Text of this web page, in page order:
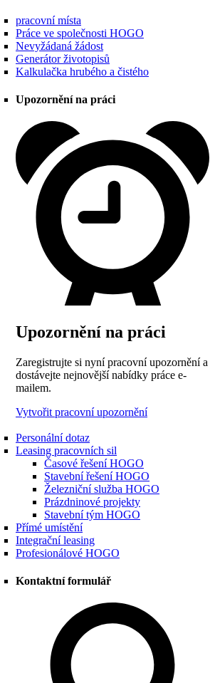
pracovní místa
Práce ve společnosti HOGO
Nevyžádaná žádost
Generátor životopisů
Kalkulačka hrubého a čistého
Upozornění na práci
Upozornění na práci
Zaregistrujte si nyní pracovní upozornění a
dostávejte nejnovější nabídky práce e-
mailem.
Vytvořit pracovní upozornění
Personální dotaz
Leasing pracovních sil
Časové řešení HOGO
Stavební řešení HOGO
Železniční služba HOGO
Prázdninové projekty
Stavební tým HOGO
Přímé umístění
Integrační leasing
Profesionálové HOGO
Kontaktní formulář